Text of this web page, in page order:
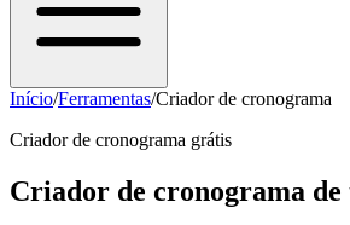
Início/Ferramentas/Criador de cronograma
Criador de cronograma grátis
Criador de cronograma